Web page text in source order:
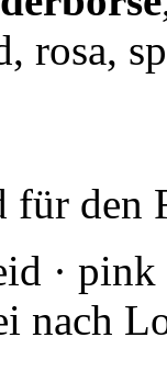
rosa,
für den
· pink
nach